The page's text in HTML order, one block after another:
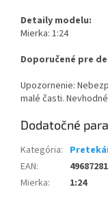
Detaily modelu:
Mierka: 1:24
Doporučené pre
Upozornenie:
malé časti.
Dodatočné
Kategória:
EAN:
Mierka: 1:24